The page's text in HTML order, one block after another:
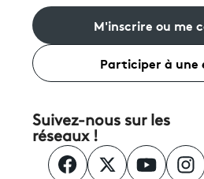
M'inscrire ou me
Participer à une
Suivez-nous sur les
réseaux !